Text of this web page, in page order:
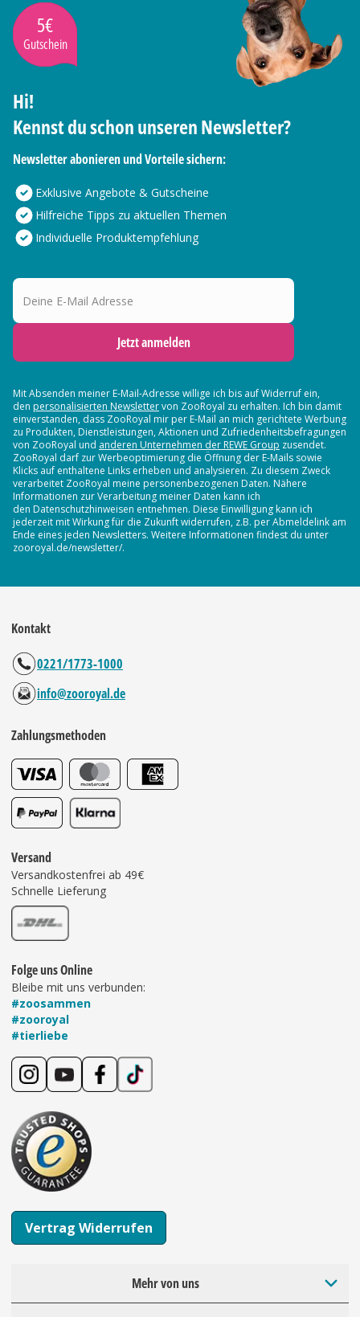
5€
Gutschein
Hi!
Kennst du schon unseren Newsletter?
Newsletter abonieren und Vorteile sichern:
Exklusive Angebote & Gutscheine
Hilfreiche Tipps zu aktuellen Themen
Individuelle Produktempfehlung
Deine E-Mail Adresse
Jetzt anmelden
Mit Absenden meiner E-Mail-Adresse willige ich bis auf Widerruf ein,
den personalisierten Newslettervon ZooRoyal zu erhalten. Ich bin damit
einverstanden, dass ZooRoyal mir per E-Mail an mich gerichtete Werbung
zu Produkten, Dienstleistungen, Aktionen und Zufriedenheitsbefragungen
von ZooRoyal und anderen Unternehmen der REWE Group zusendet.
ZooRoyal darf zur Werbeoptimierung die Öffnung der E-Mails sowie
Klicks auf enthaltene Links erheben und analysieren. Zu diesem Zweck
verarbeitet ZooRoyal meine personenbezogenen Daten. Nähere
Informationen zur Verarbeitung meiner Daten kann ich
den Datenschutzhinweisen entnehmen. Diese Einwilligung kann ich
jederzeit mit Wirkung für die Zukunft widerrufen, z.B. per Abmeldelink am
Ende eines jeden Newsletters. Weitere Informationen findest du unter
zooroyal.de/newsletter/.
Kontakt
0221/1773-1000
info@zooroyal.de
Zahlungsmethoden
Versand
Versandkostenfrei ab 49€
Schnelle Lieferung
Folge uns Online
Bleibe mit uns verbunden:
#zoosammen
#zooroyal
#tierliebe
Vertrag Widerrufen
Mehr von uns